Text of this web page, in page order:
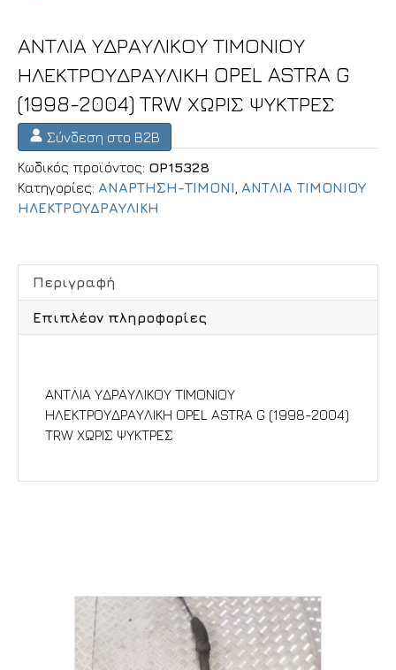
ΑΝΤΛΙΑ ΥΔΡΑΥΛΙΚΟΥ ΤΙΜΟΝΙΟΥ
ΗΛΕΚΤΡΟΥΔΡΑΥΛΙΚΗ OPEL ASTRA G
(1998-2004) TRW ΧΩΡΙΣ ΨΥΚΤΡΕΣ
Σύνδεση στο B2B
Κωδικός προϊόντος: OP15328
Κατηγορίες: ΑΝΑΡΤΗΣΗ-ΤΙΜΟΝΙ ΑΝΤΛΙΑ ΤΙΜΟΝΙΟΥ
ΗΛΕΚΤΡΟΥΔΡΑΥΛΙΚΗ
Περιγραφή
Επιπλέον πληροφορίες
ΑΝΤΛΙΑ ΥΔΡΑΥΛΙΚΟΥ ΤΙΜΟΝΙΟΥ
ΗΛΕΚΤΡΟΥΔΡΑΥΛΙΚΗ OPEL ASTRA G (1998-2004)
TRW ΧΩΡΙΣ ΨΥΚΤΡΕΣ